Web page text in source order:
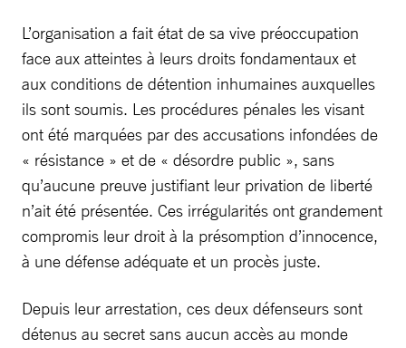
L’organisation a fait état de sa vive préoccupation
face aux atteintes à leurs droits fondamentaux et
aux conditions de détention inhumaines auxquelles
ils sont soumis. Les procédures pénales les visant
ont été marquées par des accusations infondées de
« résistance » et de « désordre public », sans
qu’aucune preuve justifiant leur privation de liberté
n’ait été présentée. Ces irrégularités ont grandement
compromis leur droit à la présomption d’innocence,
à une défense adéquate et un procès juste.
Depuis leur arrestation, ces deux défenseurs sont
détenus au secret sans aucun accès au monde